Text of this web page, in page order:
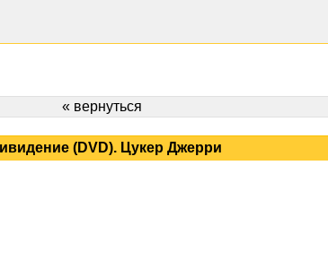
« вернуться
(DVD). Цукер Джерри